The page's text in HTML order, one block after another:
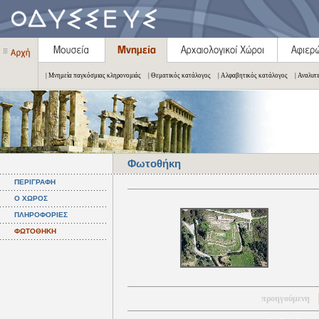
| Μνημεία παγκόσμιας κληρονομιάς | Θεματικός κατάλογος | Αλφαβητικός κατάλογος |
Φωτοθήκη
ΠΕΡΙΓΡΑΦΗ
Ο ΧΩΡΟΣ
ΠΛΗΡΟΦΟΡΙΕΣ
ΦΩΤΟΘΗΚΗ
προηγούμενη